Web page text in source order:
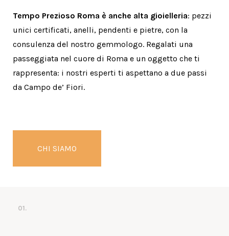
Tempo Prezioso Roma è anche alta gioielleria: pezzi
unici certificati, anelli, pendenti e pietre, con la
consulenza del nostro gemmologo. Regalati una
passeggiata nel cuore di Roma e un oggetto che ti
rappresenta: i nostri esperti ti aspettano a due passi
da Campo de’ Fiori.
CHI SIAMO
01.